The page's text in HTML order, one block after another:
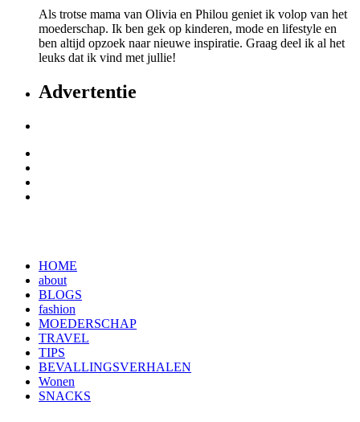
Als trotse mama van Olivia en Philou geniet ik volop van het
moederschap. Ik ben gek op kinderen, mode en lifestyle en
ben altijd opzoek naar nieuwe inspiratie. Graag deel ik al het
leuks dat ik vind met jullie!
Advertentie
HOME
about
BLOGS
fashion
MOEDERSCHAP
TRAVEL
TIPS
BEVALLINGSVERHALEN
Wonen
SNACKS